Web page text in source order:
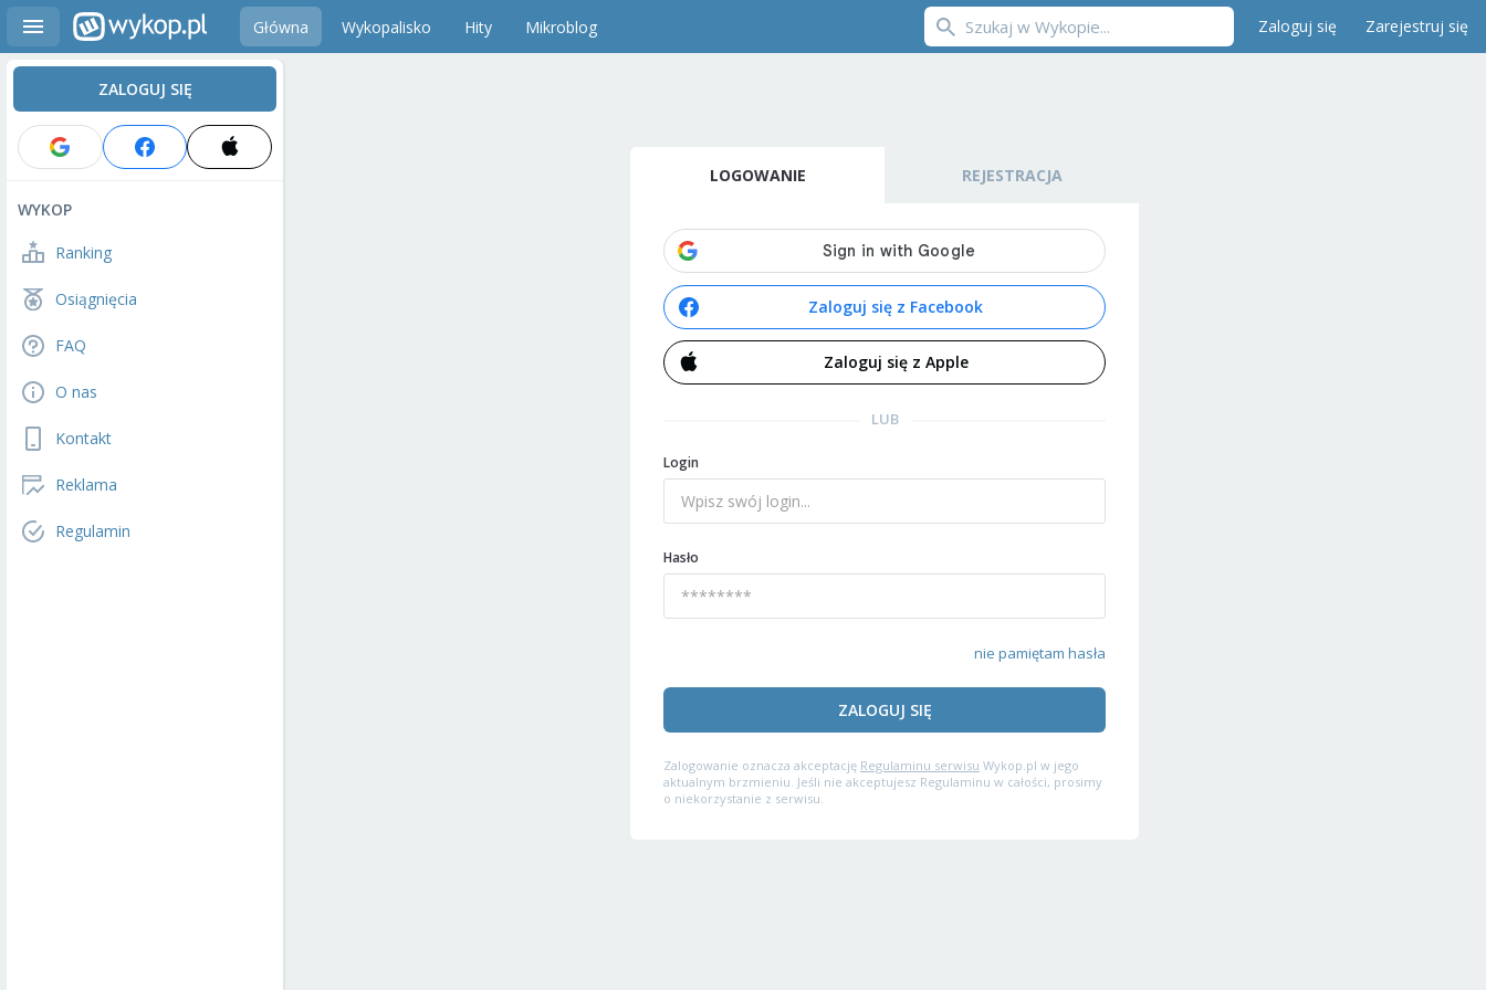
Główna Wykopalisko Hity Mikroblog Zaloguj się Zarejestruj się
ZALOGUJ SIĘ
WYKOP
Ranking
Osiągnięcia
FAQ
O nas
Kontakt
Reklama
Regulamin
LOGOWANIE REJESTRACJA
Zaloguj się z Facebook
Zaloguj się z Apple
LUB
Login
Hasło
nie pamiętam hasła
ZALOGUJ SIĘ
Zalogowanie oznacza akceptację Regulaminu serwisu Wykop.pl w jego
aktualnym brzmieniu. Jeśli nie akceptujesz Regulaminu w całości, prosimy
o niekorzystanie z serwisu.